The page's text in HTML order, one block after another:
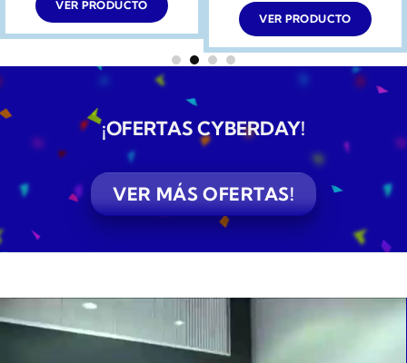
VER PRODUCTO
VER PRODUCTO
¡OFERTAS CYBERDAY!
VER MÁS OFERTAS!